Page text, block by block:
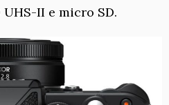
II e micro SD.